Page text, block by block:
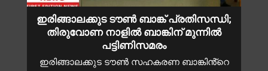
ഇരിങ്ങാലക്കുട ടൗൺ ബാങ്ക് പ്രതിസന്ധി;
തിരുവോണ നാളിൽ ബാങ്കിന് മുന്നിൽ
പട്ടിണിസമരം
ഇരിങ്ങാലക്കുട ടൗൺ സഹകരണ ബാങ്കിൻ്റെ